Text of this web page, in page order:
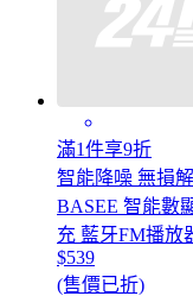
滿1件享9折
智能降噪 無損
BASEE 智能數
充 藍牙FM播放
$539
(售價已折)